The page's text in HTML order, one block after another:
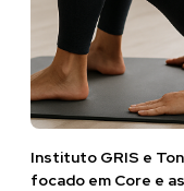
Instituto GRIS e
focado em Core e